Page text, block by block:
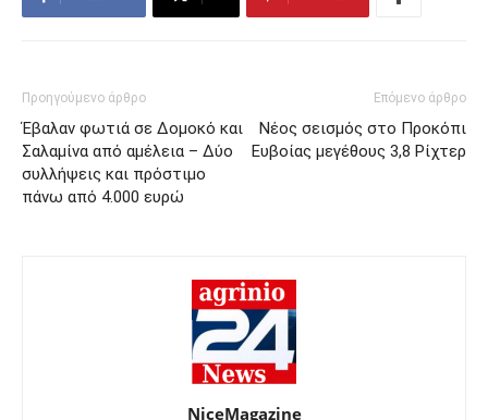
Προηγούμενο άρθρο
Έβαλαν φωτιά σε Δομοκό και
Σαλαμίνα από αμέλεια – Δύο
συλλήψεις και πρόστιμο
πάνω από 4.000 ευρώ
Επόμενο άρθρο
Νέος σεισμός στο Προκόπι
Ευβοίας μεγέθους 3,8 Ρίχτερ
NiceMagazine